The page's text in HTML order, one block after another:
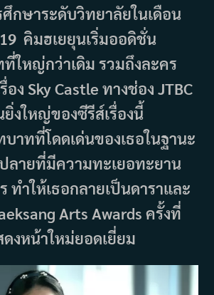
ศึกษาระดับวิทยาลัยในเดือน
คิมฮเยยุนเริ่มออดิชั่น
ใหญ่กว่าเดิม รวมถึงละคร
ง Sky Castle ทางช่อง JTBC
ยิ่งใหญ่ของซีรีส์เรื่องนี้
าทที่โดดเด่นของเธอในฐานะ
ลายที่มีความทะเยอทะยาน
ทำให้เธอกลายเป็นดาราและ
Arts Awards ครั้งที่
งหน้าใหม่ยอดเยี่ยม